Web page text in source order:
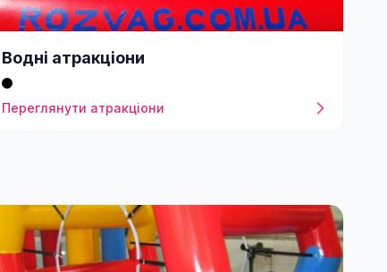
Водні атракціони
Переглянути атракціони